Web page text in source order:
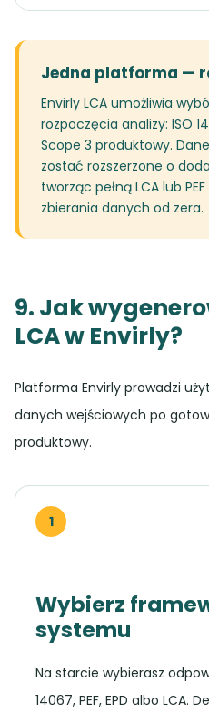
Jedna platforma —
Envirly LCA umożliwia
rozpoczęcia analizy: ISO
Scope 3 produktowy.
zostać rozszerzone o
tworząc pełną LCA lub
zbierania danych od zera.
9. Jak
LCA w Envirly?
Platforma Envirly prowadzi
danych wejściowych po
produktowy.
1
Wybierz
systemu
Na starcie wybierasz
14067, PEF, EPD albo LCA.